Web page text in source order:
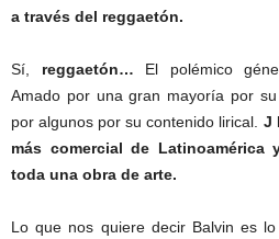
a través del reggaetón.
Sí, reggaetón… El polémico
Amado por una gran mayoría por
por algunos por su contenido lirical. J
más comercial de
toda una obra de arte.
Lo que nos quiere decir Balvin es lo